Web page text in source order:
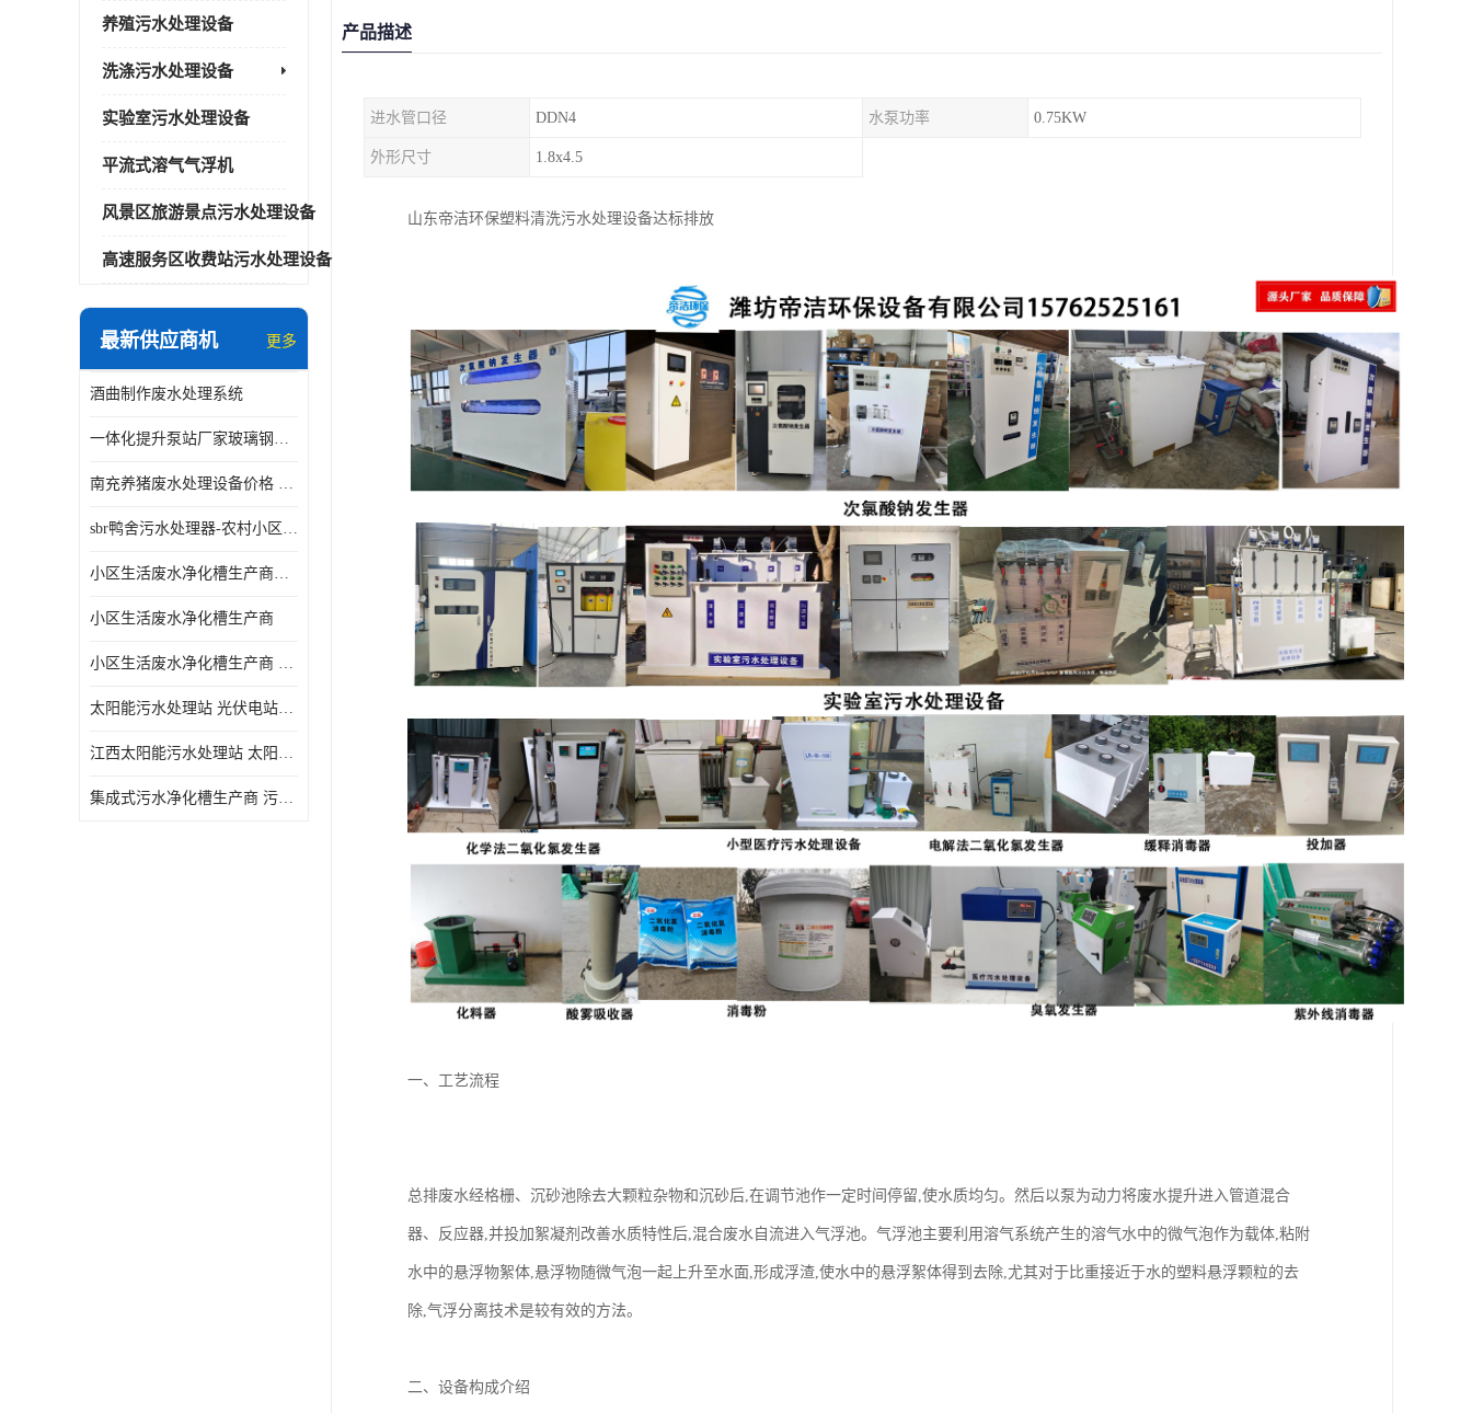
养殖污水处理设备
洗涤污水处理设备
实验室污水处理设备
平流式溶气气浮机
风景区旅游景点污水处理设备
高速服务区收费站污水处理设备
最新供应商机 更多
酒曲制作废水处理系统
一体化提升泵站厂家玻璃钢材质价格
南充养猪废水处理设备价格 ao污水处理器 *专人看管
sbr鸭舍污水处理器-农村小区生活污水净化器
小区生活废水净化槽生产商帝洁环保
小区生活废水净化槽生产商
小区生活废水净化槽生产商 污水净化槽装置
太阳能污水处理站 光伏电站污水处理器厂家定制
江西太阳能污水处理站 太阳能污水处理设备造型美观
集成式污水净化槽生产商 污水净化槽装置 一站式服务
产品描述
进水管口径 DDN4 水泵功率 0.75KW
外形尺寸 1.8x4.5
山东帝洁环保塑料清洗污水处理设备达标排放
一、工艺流程
总排废水经格栅、沉砂池除去大颗粒杂物和沉砂后,在调节池作一定时间停留,使水质均匀。然后以泵为动力将废水提升进入管道混合
器、反应器,并投加絮凝剂改善水质特性后,混合废水自流进入气浮池。气浮池主要利用溶气系统产生的溶气水中的微气泡作为载体,粘附
水中的悬浮物絮体,悬浮物随微气泡一起上升至水面,形成浮渣,使水中的悬浮絮体得到去除,尤其对于比重接近于水的塑料悬浮颗粒的去
除,气浮分离技术是较有效的方法。
二、设备构成介绍